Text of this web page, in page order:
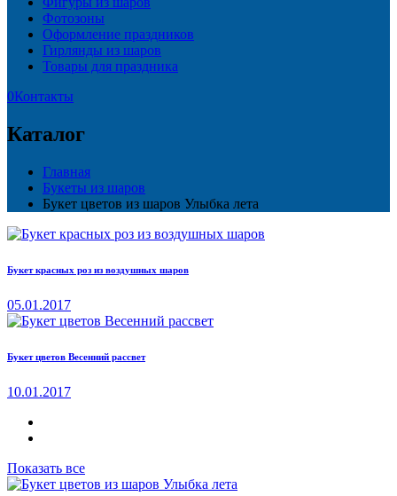
Фотозоны
Оформление праздников
Гирлянды из шаров
Товары для праздника
0Контакты
Каталог
Главная
Букеты из шаров
Букет цветов из шаров Улыбка лета
Букет красных роз из воздушных шаров
05.01.2017
Букет цветов Весенний рассвет
10.01.2017
Показать все